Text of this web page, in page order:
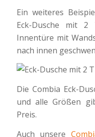
Ein weiteres
Eck-Dusche mit 2
Innentüre mit
nach innen
Die Combia Eck-
und alle Größen
Preis.
Auch unsere